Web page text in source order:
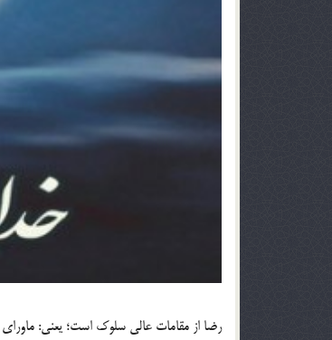
رضا از مقامات عالى سلوک است؛ یعنى: